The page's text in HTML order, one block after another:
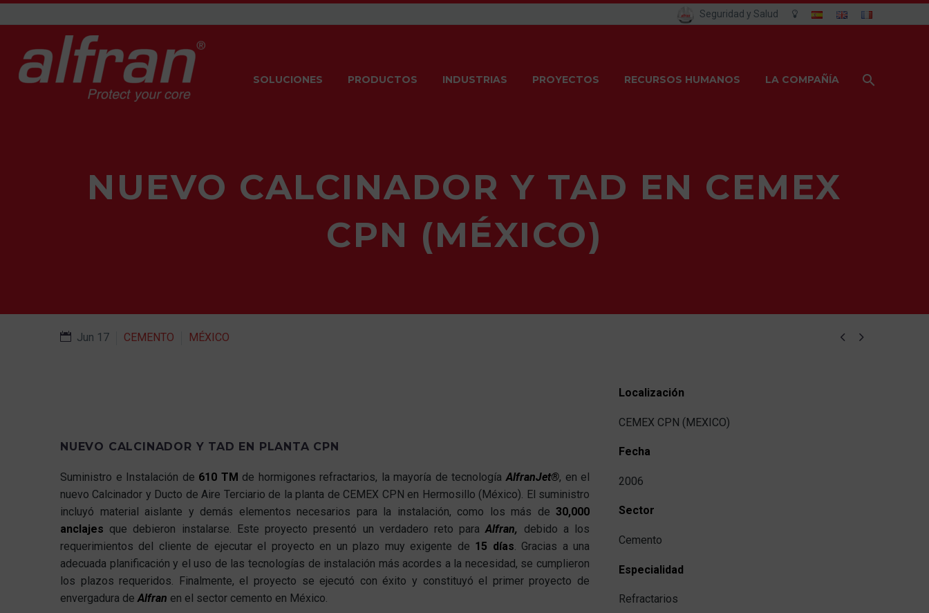
Seguridad y Salud
SOLUCIONES PRODUCTOS INDUSTRIAS PROYECTOS RECURSOS HUMANOS LA COMPAÑÍA
NUEVO CALCINADOR Y TAD EN CEMEX
CPN (MÉXICO)
 
Jun 17 CEMENTO MÉXICO
NUEVO CALCINADOR Y TAD EN PLANTA CPN
Suministro e Instalación de 610 TM de hormigones refractarios, la mayoría de tecnología AlfranJet®, en el
nuevo Calcinador y Ducto de Aire Terciario de la planta de CEMEX CPN en Hermosillo (México). El suministro
incluyó material aislante y demás elementos necesarios para la instalación, como los más de 30,000
anclajes que debieron instalarse. Este proyecto presentó un verdadero reto paraAlfran, debido a los
requerimientos del cliente de ejecutar el proyecto en un plazo muy exigente de 15 días . Gracias a una
adecuada planificación y el uso de las tecnologías de instalación más acordes a la necesidad, se cumplieron
los plazos requeridos. Finalmente, el proyecto se ejecutó con éxito y constituyó el primer proyecto de
envergadura de Alfran en el sector cemento en México.
Localización
CEMEX CPN (MEXICO)
Fecha
2006
Sector
Cemento
Especialidad
Refractarios